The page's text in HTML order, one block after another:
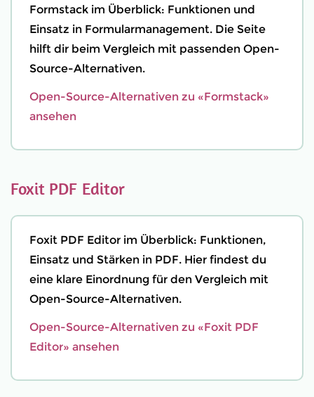
Formstack im Überblick: Funktionen und
Einsatz in Formularmanagement. Die Seite
hilft dir beim Vergleich mit passenden Open-
Source-Alternativen.
Open-Source-Alternativen zu «Formstack»
ansehen
Foxit PDF Editor
Foxit PDF Editor im Überblick: Funktionen,
Einsatz und Stärken in PDF. Hier findest du
eine klare Einordnung für den Vergleich mit
Open-Source-Alternativen.
Open-Source-Alternativen zu «Foxit PDF
Editor» ansehen